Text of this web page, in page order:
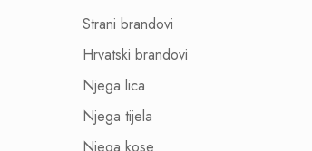
Strani brandovi
Hrvatski brandovi
Njega lica
Njega tijela
Njega kose